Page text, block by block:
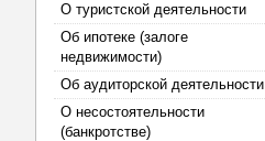
О туристской деятельности
Об ипотеке (залоге
недвижимости)
Об аудиторской деятельности
О несостоятельности
(банкротстве)